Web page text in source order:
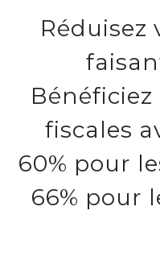
Réduisez
fiscales
60% pour
66% pour